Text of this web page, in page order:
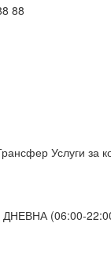
88
Услуги за
(06:00-